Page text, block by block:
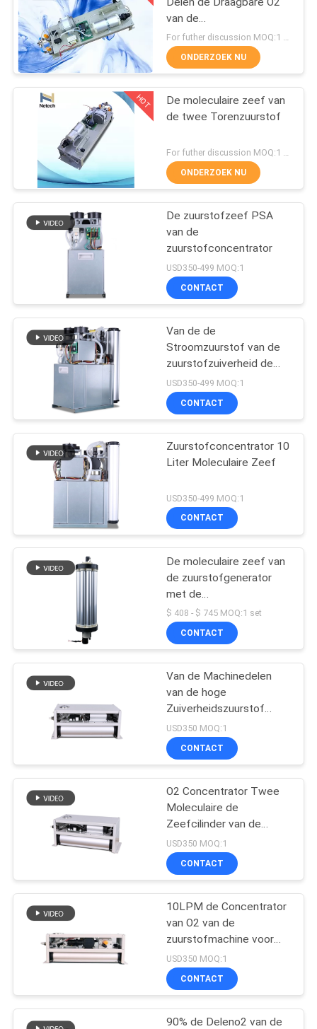
PRIVACY
POLICYHet Project van de
ozongenerator
10
De Delen van de
ozongenerator
359
Commerciële
Ozongenerator
341
De Generator van
het huishoudenozon
De Machine van het
hotelozon
De Generator van
het voedselozon
101
De Generator van
het Zwembadozon
161
van de
zuurstofconcentrator
For futher discussion MOQ:1 set
ONDERZOEK NU
HOT
De moleculaire zeef van
de twee Torenzuurstof
For futher discussion MOQ:1 set
ONDERZOEK NU
De zuurstofzeef PSA
van de
zuurstofconcentrator
USD350-499 MOQ:1
CONTACT
Van de de
Stroomzuurstof van de
zuurstofzuiverheid de
Hoge moleculaire Zeef
10L
USD350-499 MOQ:1
CONTACT
Zuurstofconcentrator 10
Liter Moleculaire Zeef
USD350-499 MOQ:1
CONTACT
De moleculaire zeef van
de zuurstofgenerator
met de
Concentratordelen van
de compressorzuurstof
$ 408 - $ 745 MOQ:1 set
CONTACT
Van de Machinedelen
van de hoge
Zuiverheidszuurstof
Concentrator van de
Zeefo2 de Moleculaire
USD350 MOQ:1
CONTACT
O2 Concentrator Twee
Moleculaire de
Zeefcilinder van de
Torenszuurstof voor
Ozonmateriaal
USD350 MOQ:1
CONTACT
10LPM de Concentrator
van O2 van de
zuurstofmachine voor
Ozongenerator
USD350 MOQ:1
CONTACT
90% de Deleno2 van de